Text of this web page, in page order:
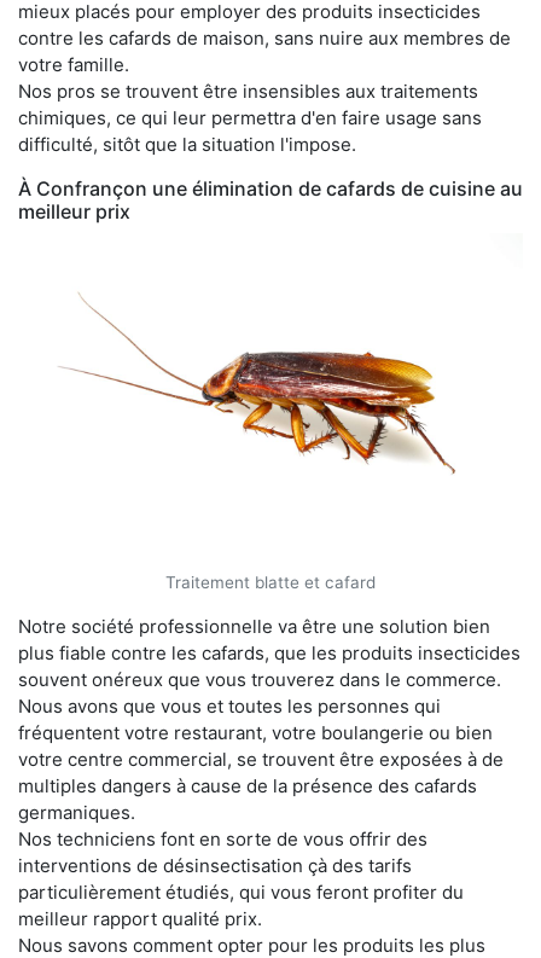
mieux placés pour employer des produits insecticides
contre les cafards de maison, sans nuire aux membres de
votre famille.
Nos pros se trouvent être insensibles aux traitements
chimiques, ce qui leur permettra d'en faire usage sans
difficulté, sitôt que la situation l'impose.
À Confrançon une élimination de cafards de cuisine au
meilleur prix
Traitement blatte et cafard
Notre société professionnelle va être une solution bien
plus fiable contre les cafards, que les produits insecticides
souvent onéreux que vous trouverez dans le commerce.
Nous avons que vous et toutes les personnes qui
fréquentent votre restaurant, votre boulangerie ou bien
votre centre commercial, se trouvent être exposées à de
multiples dangers à cause de la présence des cafards
germaniques.
Nos techniciens font en sorte de vous offrir des
interventions de désinsectisation çà des tarifs
particulièrement étudiés, qui vous feront profiter du
meilleur rapport qualité prix.
Nous savons comment opter pour les produits les plus